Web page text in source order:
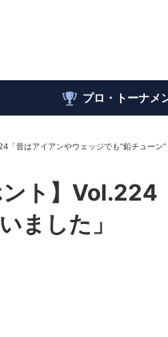
プロ・トーナメ
「昔はアイアンやウェッジでも“鉛チューン”
ント】
ました」